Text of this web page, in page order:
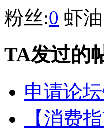
粉丝:0 虾
TA发过的
申请论
【消费